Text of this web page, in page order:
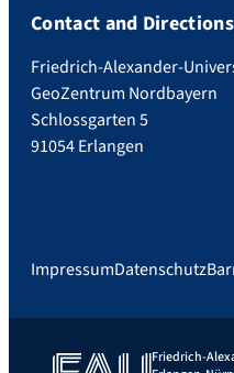
Contact and Directions
Friedrich-Alexander-
GeoZentrum Nordbayern
Schlossgarten 5
91054 Erlangen
ImpressumDatenschutz
Friedrich-